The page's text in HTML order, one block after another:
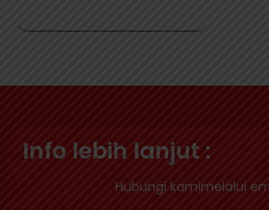
Info lebih lanjut :
Hubungi kamimelalui